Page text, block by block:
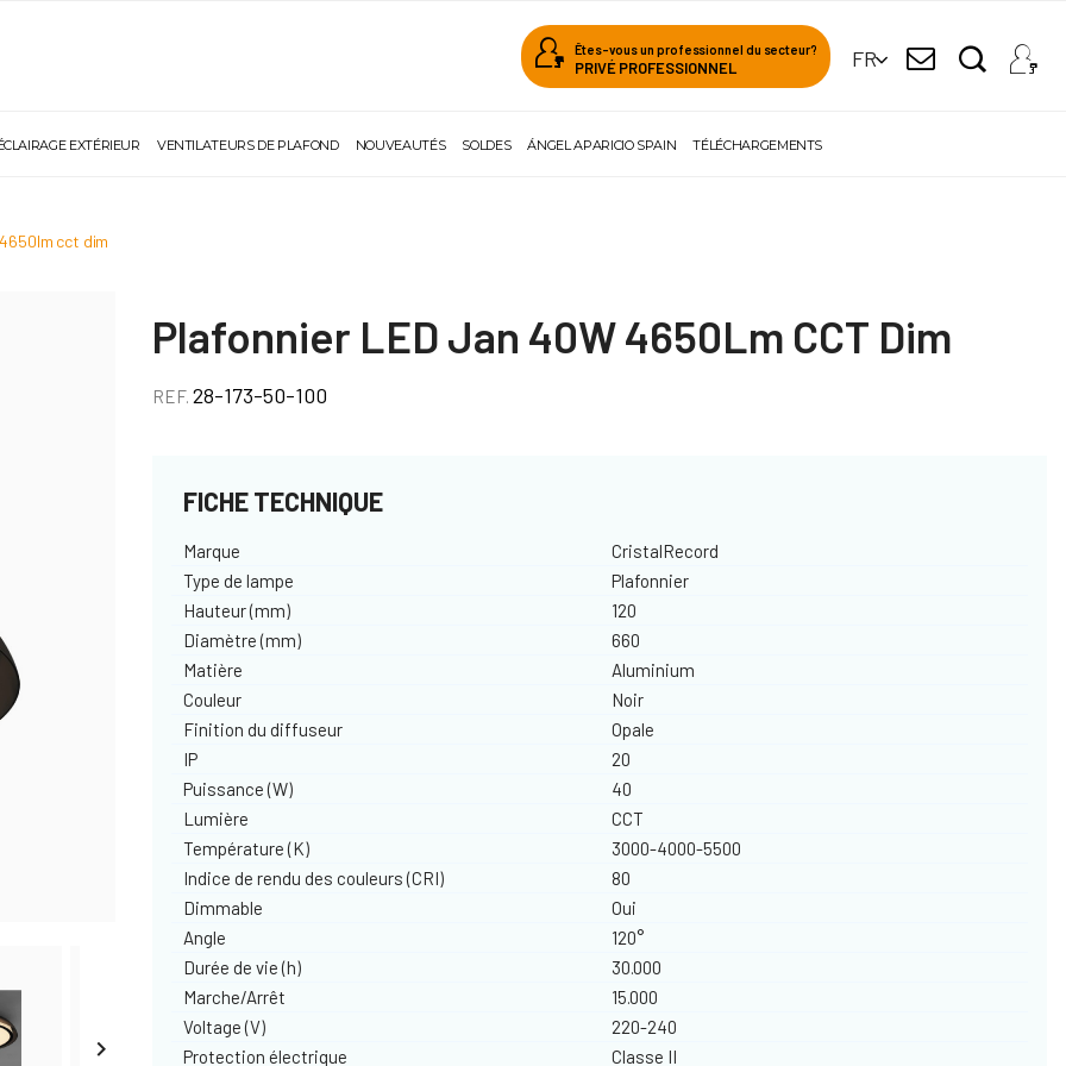
Êtes-vous un professionnel du secteur?
PRIVÉ PROFESSIONNEL FR
EXTÉRIEUR VENTILATEURS DE PLAFOND NOUVEAUTÉS SOLDES ÁNGEL APARICIO SPAIN TÉLÉCHARGEMENTS
cct dim

Plafonnier LED Jan 40W 4650Lm CCT Dim
REF.28-173-50-100
FICHE TECHNIQUE
Marque
CristalRecord
Type de lampe
Plafonnier
Hauteur (mm)
120
Diamètre (mm)
660
Matière
Aluminium
Couleur
Noir
Finition du diffuseur
Opale
IP
20
Puissance (W)
40
Lumière
CCT
Température (K)
3000-4000-5500
Indice de rendu des couleurs (CRI)
80
Dimmable
Oui
Angle
120°
Durée de vie (h)
30.000
Marche/Arrêt
15.000
Voltage (V)
220-240
Protection électrique
Classe II